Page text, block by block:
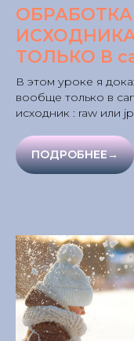
ТОЛЬКО В
В этом уроке я
вообще только в
исходник : raw или
ПОДРОБНЕЕ→